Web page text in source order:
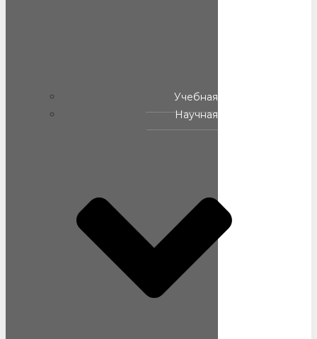
Учебная
Научная